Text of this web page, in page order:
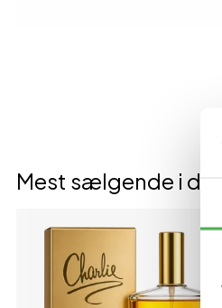
Mest sælgende i